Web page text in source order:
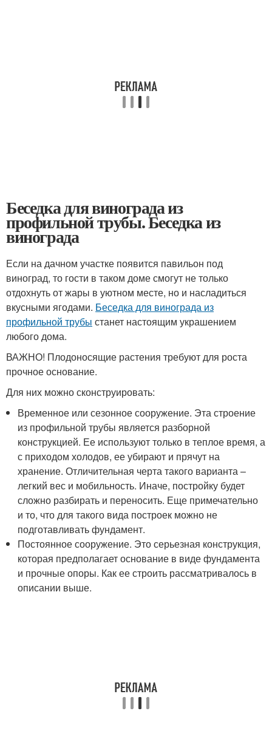
Беседка для винограда из
профильной трубы. Беседка из
винограда
Если на дачном участке появится павильон под
виноград, то гости в таком доме смогут не только
отдохнуть от жары в уютном месте, но и насладиться
вкусными ягодами. Беседка для винограда из
профильной трубы станет настоящим украшением
любого дома.
ВАЖНО! Плодоносящие растения требуют для роста
прочное основание.
Для них можно сконструировать:
Временное или сезонное сооружение. Эта строение
из профильной трубы является разборной
конструкцией. Ее используют только в теплое время, а
с приходом холодов, ее убирают и прячут на
хранение. Отличительная черта такого варианта –
легкий вес и мобильность. Иначе, постройку будет
сложно разбирать и переносить. Еще примечательно
и то, что для такого вида построек можно не
подготавливать фундамент.
Постоянное сооружение. Это серьезная конструкция,
которая предполагает основание в виде фундамента
и прочные опоры. Как ее строить рассматривалось в
описании выше.